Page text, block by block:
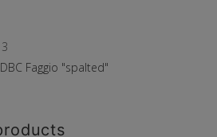
DBC Faggio "spalted"